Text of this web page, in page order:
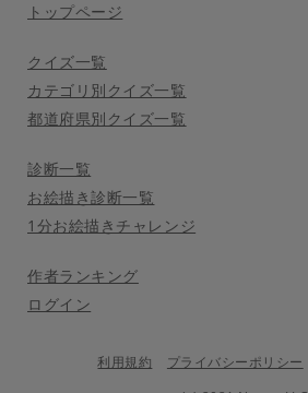
トップページ
クイズ一覧
カテゴリ別クイズ一覧
都道府県別クイズ一覧
診断一覧
お絵描き診断一覧
1分お絵描きチャレンジ
作者ランキング
ログイン
利用規約 プライバシーポリシー